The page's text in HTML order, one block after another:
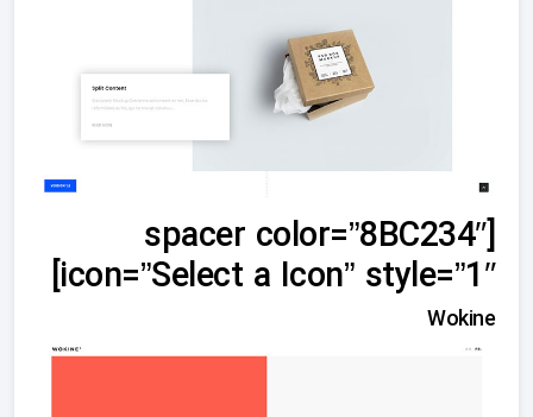
[spacer color=”8BC234″
icon=”Select a Icon” style=”1″]
Wokine